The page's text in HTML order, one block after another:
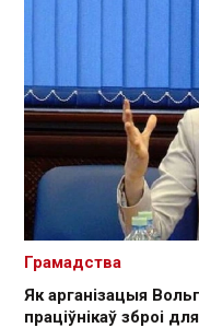
Як арганізацыя
праціўнікаў зброі
Грамадства